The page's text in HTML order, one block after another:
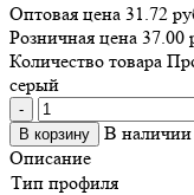
Оптовая цена 31.72
Розничная цена 37.00
Количество товара
серый
-
В корзину
В наличии
Описание
Тип профиля